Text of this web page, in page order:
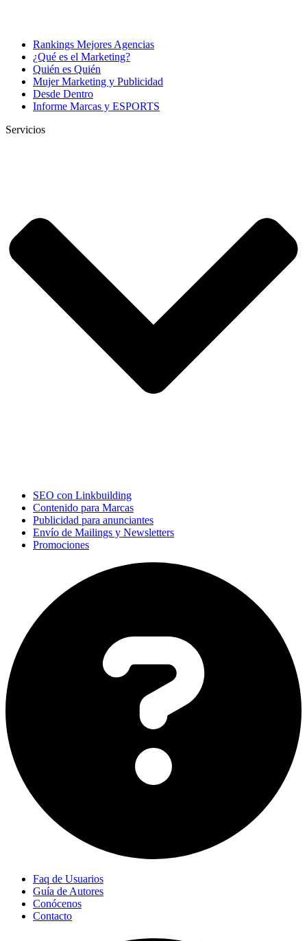
Rankings Mejores Agencias
¿Qué es el Marketing?
Quién es Quién
Mujer Marketing y Publicidad
Desde Dentro
Informe Marcas y ESPORTS
Servicios
SEO con Linkbuilding
Contenido para Marcas
Publicidad para anunciantes
Envío de Mailings y Newsletters
Promociones
Faq de Usuarios
Guía de Autores
Conócenos
Contacto